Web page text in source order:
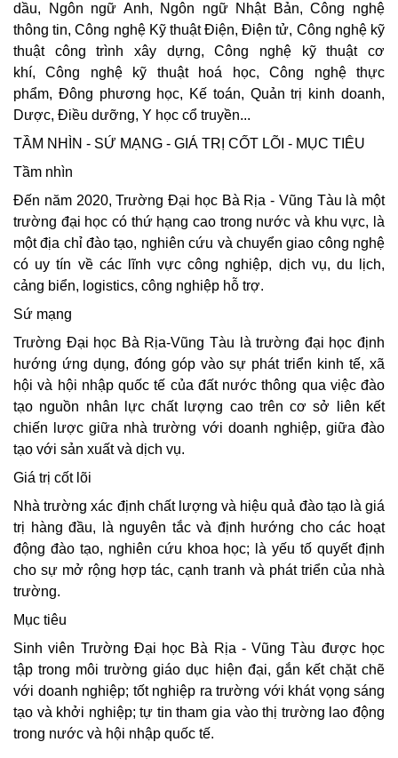
dầu, Ngôn ngữ Anh, Ngôn ngữ Nhật Bản, Công nghệ
thông tin, Công nghệ Kỹ thuật Điện, Điện tử, Công nghệ kỹ
thuật công trình xây dựng, Công nghệ kỹ thuật cơ
khí, Công nghệ kỹ thuật hoá học, Công nghệ thực
phẩm, Đông phương học, Kế toán, Quản trị kinh doanh,
Dược, Điều dưỡng, Y học cổ truyền...
TẦM NHÌN - SỨ MẠNG - GIÁ TRỊ CỐT LÕI - MỤC TIÊU
Tầm nhìn
Đến năm 2020, Trường Đại học Bà Rịa - Vũng Tàu là một
trường đại học có thứ hạng cao trong nước và khu vực, là
một địa chỉ đào tạo, nghiên cứu và chuyển giao công nghệ
có uy tín về các lĩnh vực công nghiệp, dịch vụ, du lịch,
cảng biển, logistics, công nghiệp hỗ trợ.
Sứ mạng
Trường Đại học Bà Rịa-Vũng Tàu là trường đại học định
hướng ứng dụng, đóng góp vào sự phát triển kinh tế, xã
hội và hội nhập quốc tế của đất nước thông qua việc đào
tạo nguồn nhân lực chất lượng cao trên cơ sở liên kết
chiến lược giữa nhà trường với doanh nghiệp, giữa đào
tạo với sản xuất và dịch vụ.
Giá trị cốt lõi
Nhà trường xác định chất lượng và hiệu quả đào tạo là giá
trị hàng đầu, là nguyên tắc và định hướng cho các hoạt
động đào tạo, nghiên cứu khoa học; là yếu tố quyết định
cho sự mở rộng hợp tác, cạnh tranh và phát triển của nhà
trường.
Mục tiêu
Sinh viên Trường Đại học Bà Rịa - Vũng Tàu được học
tập trong môi trường giáo dục hiện đại, gắn kết chặt chẽ
với doanh nghiệp; tốt nghiệp ra trường với khát vọng sáng
tạo và khởi nghiệp; tự tin tham gia vào thị trường lao động
trong nước và hội nhập quốc tế.